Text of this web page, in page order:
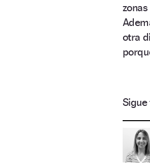
otra